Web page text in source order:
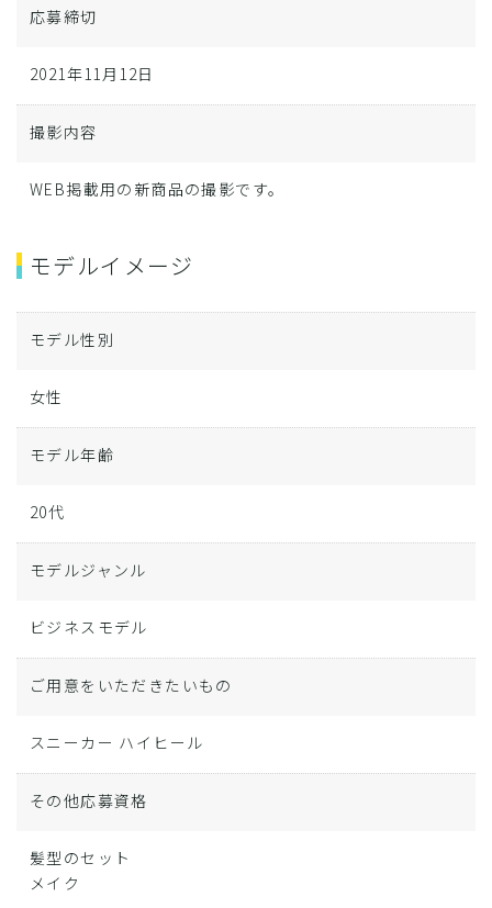
応募締切
2021年11月12日
撮影内容
WEB掲載用の新商品の撮影です。
モデルイメージ
モデル性別
女性
モデル年齢
20代
モデルジャンル
ビジネスモデル
ご用意をいただきたいもの
スニーカー ハイヒール
その他応募資格
髪型のセット
メイク